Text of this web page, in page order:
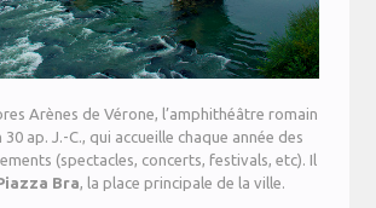
Arènes de Vérone, l’amphithéâtre romain
30 ap. J.-C., qui accueille chaque année des
(spectacles, concerts, festivals, etc). Il
Bra , la place principale de la ville.